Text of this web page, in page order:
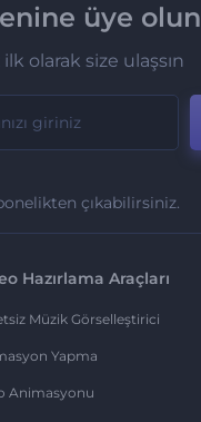
üye olun
olarak size ulaşsın
çıkabilirsiniz.
Hazırlama Araçları
Müzik Görselleştirici
Yapma
Animasyonu